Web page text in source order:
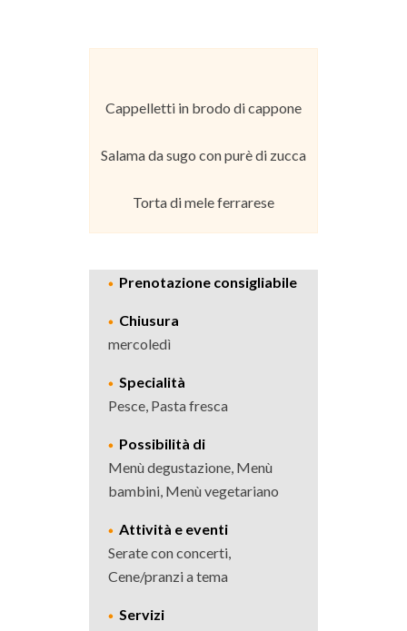
Cappelletti in brodo di cappone
Salama da sugo con purè di zucca
Torta di mele ferrarese
Prenotazione consigliabile
Chiusura
mercoledì
Specialità
Pesce, Pasta fresca
Possibilità di
Menù degustazione, Menù
bambini, Menù vegetariano
Attività e eventi
Serate con concerti,
Cene/pranzi a tema
Servizi